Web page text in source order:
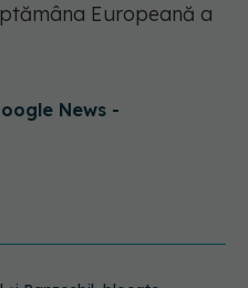
Europeană a
News -